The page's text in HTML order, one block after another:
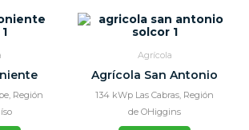
Región
Agrícola
Agrícola San Antonio
134 kWp Las Cabras, Región
de OHiggins